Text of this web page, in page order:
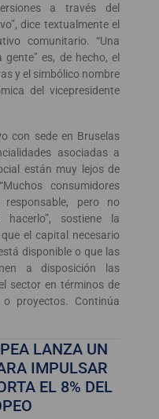
a través del
dice textualmente el
comunitario. “Una
es, de hecho, el
y el simbólico nombre
del vicepresidente
con sede en Bruselas
asociadas a
están muy lejos de
consumidores
pero no
hacerlo”, sostiene la
el capital necesario
disponible o que las
a disposición las
sector en términos de
proyectos. Continúa
LANZA UN
IMPULSAR
EL 8% DEL